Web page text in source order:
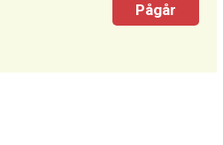
Pågår